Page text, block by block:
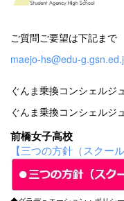
ご質問ご要望は下記まで
maejo-hs@edu-
ぐんま乗換コンシェルジ
ぐんま乗換コンシェルジ
前橋女子高校
【三つの方針（スクー